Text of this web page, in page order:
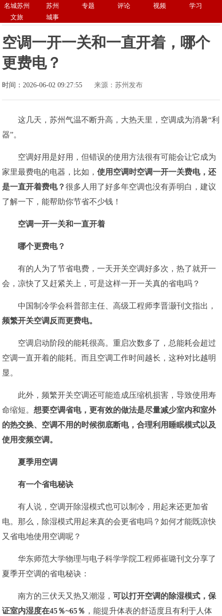
名城苏州 苏州 专题 评论 视频
学习
文旅
城事
空调一开一关和一直开着，哪个
更费电？
时间：2026-06-02 09:27:55 来源：苏州发布
这几天，苏州气温不断升高，大热天里，空调成为消暑“利
器”。
空调好用是好用，但错误的使用方法很有可能会让它成为
家里最费电的电器，比如，使用空调时空调一开一关费电，还
是一直开着费电？很多人用了好多年空调也没有弄明白，建议
了解一下，能帮助你节省不少钱！
空调一开一关和一直开着
哪个更费电？
有的人为了节省电费，一天开关空调好多次，热了就开一
会，凉快了又赶紧关上，可是这样一开一关真的省电吗？
中国制冷学会科普部主任、高级工程师李晋灏刊文指出，
频繁开关空调反而更费电。
空调启动阶段的能耗很高。重启次数多了，总能耗会超过
空调一直开着的能耗。而且空调工作时间越长，这种对比越明
显。
此外，频繁开关空调还可能造成压缩机损害，导致使用寿
命缩短。想要空调省电，更有效的做法是尽量减少室内和室外
的热交换、空调不用的时候彻底断电，合理利用睡眠模式以及
使用变频空调。
夏季用空调
有一个省电秘诀
有人说，空调开除湿模式也可以制冷，用起来还更加省
电。那么，除湿模式用起来真的会更省电吗？如何才能既凉快
又省电地使用空调呢？
华东师范大学物理与电子科学学院工程师崔璐刊文分享了
夏季开空调的省电秘诀：
南方的三伏天又热又潮湿，可以打开空调的除湿模式，保
证室内湿度在45％~65％ ，能提升体表的舒适度且有利于人体